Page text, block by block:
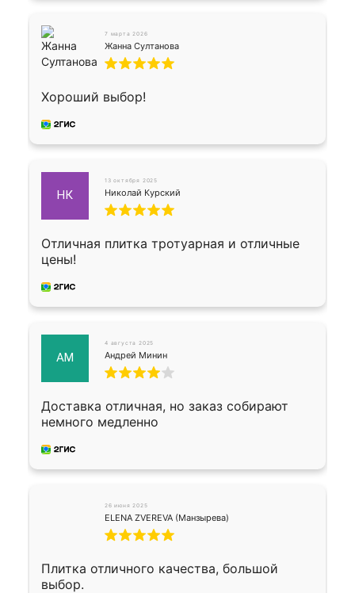
7 марта 2026
Жанна Султанова
Хороший выбор!
НК
13 октября 2025
Николай Курский
Отличная плитка тротуарная и отличные
цены!
АМ
4 августа 2025
Андрей Минин
Доставка отличная, но заказ собирают
немного медленно
26 июня 2025
ELENA ZVEREVA (Манзырева)
Плитка отличного качества, большой
выбор.